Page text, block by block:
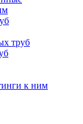
труб
к ним